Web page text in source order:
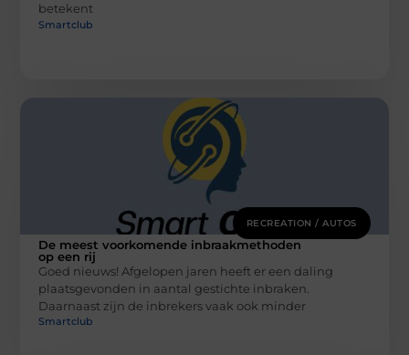
betekent
Smartclub
RECREATION / AUTOS
De meest voorkomende inbraakmethoden
op een rij
Goed nieuws! Afgelopen jaren heeft er een daling
plaatsgevonden in aantal gestichte inbraken.
Daarnaast zijn de inbrekers vaak ook minder
Smartclub